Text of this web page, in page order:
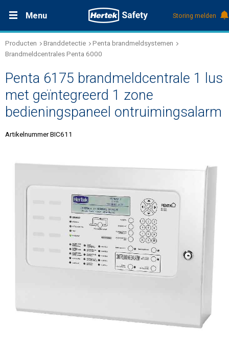
Menu
Oplossingen
Producten
Service & Onderhoud
Werken bij Hertek
Storing melden
Productdocumentatie (DMS)
+31 (0)495 584111
Producten Branddetectie
Penta brandmeldsystemen
Brandmeldcentrales Penta 6000
Penta 6175 brandmeldcentrale 1 lus
met geïntegreerd 1 zone
bedieningspaneel ontruimingsalarm
Artikelnummer BIC611